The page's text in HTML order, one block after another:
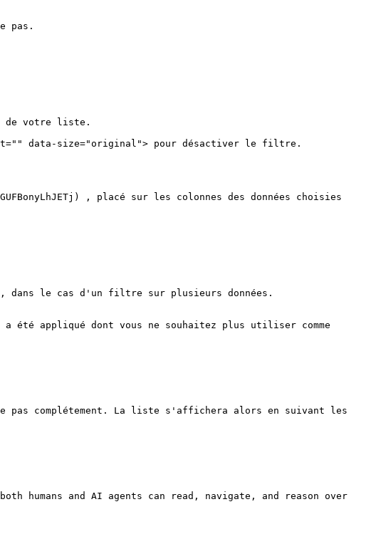
pas.
de votre liste.
data-size="original"> pour désactiver le filtre.
, placé sur les colonnes des données choisies
dans le cas d'un filtre sur plusieurs données.
été appliqué dont vous ne souhaitez plus utiliser comme
complétement. La liste s'affichera alors en suivant les
humans and AI agents can read, navigate, and reason over